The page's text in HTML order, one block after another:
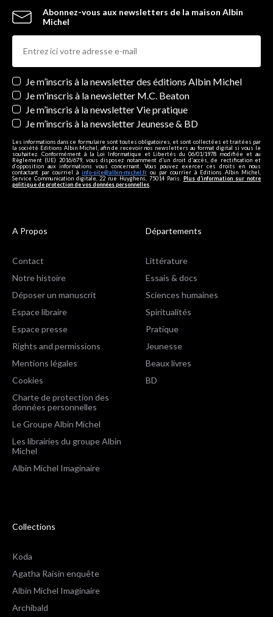
Abonnez-vous aux newsletters de la maison Albin
Michel
Newsletters
Je m’inscris à la newsletter des éditions Albin Michel
Je m'inscris à la newsletter M.C. Beaton
Je m’inscris à la newsletter Vie pratique
Je m’inscris à la newsletter Jeunesse & BD
Les informations dans ce formulaire sont toutes obligatoires, et sont collectées et traitées par
la société Editions Albin Michel, afin de recevoir nos newsletters au format digital si vous le
souhaitez. Conformément à la Loi Informatique et Libertés du 06/01/1978 modifiée et au
Règlement (UE) 2016/679, vous disposez notamment d'un droit d'accès, de rectification et
d’opposition aux informations vous concernant. Vous pouvez exercer ces droits en nous
contactant par courriel à info-site@albin-michel.fr ou par courrier à Editions Albin Michel,
Service Communication digitale, 22 rue Huyghens, 75014 Paris. Plus d’information sur notre
politique de protection de vos données personnelles
A Propos
Contact
Notre histoire
Déposer un manuscrit
Espace libraire
Espace presse
Rights and permissions
Mentions légales
Cookies
Charte de protection des
données personnelles
Le Groupe Albin Michel
Les librairies du groupe Albin
Michel
Albin Michel Imaginaire
Départements
Littérature
Essais & docs
Sciences humaines
Spiritualités
Pratique
Jeunesse
Beaux livres
BD
Collections
Koda
Agatha Raisin enquête
Albin Michel Imaginaire
Archibald